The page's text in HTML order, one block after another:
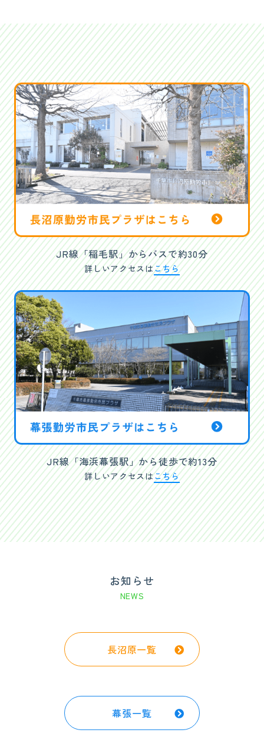
JR線「稲毛駅」からバスで約30分
詳しいアクセスはこちら
JR線「海浜幕張駅」から徒歩で約13分
詳しいアクセスはこちら
お知らせ
NEWS
長沼原一覧
幕張一覧